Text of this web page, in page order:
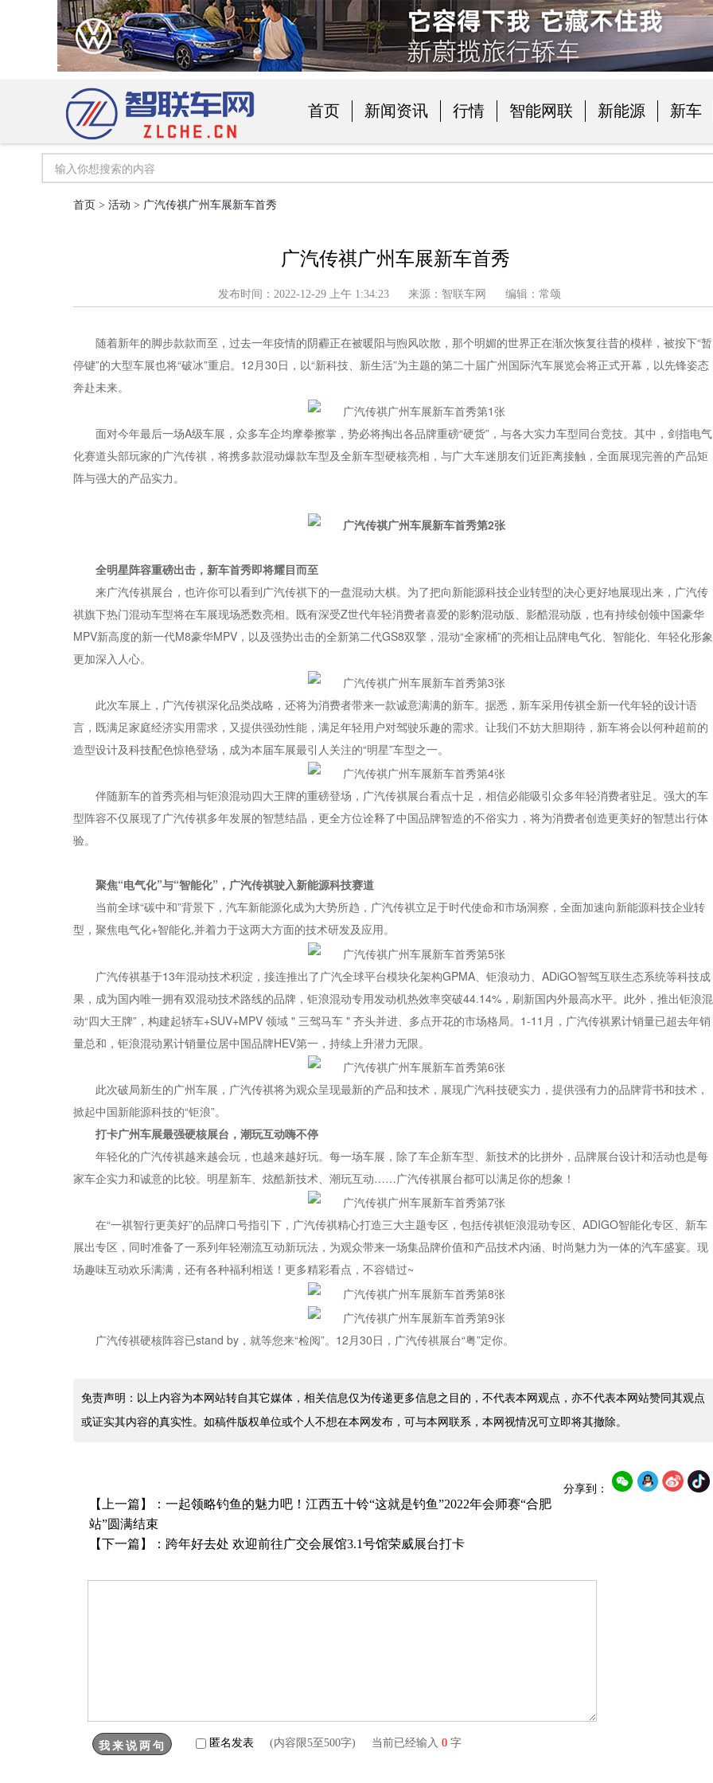
首页 新闻资讯 行情 智能网联 新能源 新车
首页 > 活动 > 广汽传祺广州车展新车首秀
广汽传祺广州车展新车首秀
发布时间：2022-12-29 上午 1:34:23 来源：智联车网 编辑：常颂
随着新年的脚步款款而至，过去一年疫情的阴霾正在被暖阳与煦风吹散，那个明媚的世界正在渐次恢复往昔的模样，被按下“暂
停键”的大型车展也将“破冰”重启。12月30日，以“新科技、新生活”为主题的第二十届广州国际汽车展览会将正式开幕，以先锋姿态
奔赴未来。
面对今年最后一场A级车展，众多车企均摩拳擦掌，势必将掏出各品牌重磅“硬货”，与各大实力车型同台竞技。其中，剑指电气
化赛道头部玩家的广汽传祺，将携多款混动爆款车型及全新车型硬核亮相，与广大车迷朋友们近距离接触，全面展现完善的产品矩
阵与强大的产品实力。
全明星阵容重磅出击，新车首秀即将耀目而至
来广汽传祺展台，也许你可以看到广汽传祺下的一盘混动大棋。为了把向新能源科技企业转型的决心更好地展现出来，广汽传
祺旗下热门混动车型将在车展现场悉数亮相。既有深受Z世代年轻消费者喜爱的影豹混动版、影酷混动版，也有持续创领中国豪华
MPV新高度的新一代M8豪华MPV，以及强势出击的全新第二代GS8双擎，混动“全家桶”的亮相让品牌电气化、智能化、年轻化形象
更加深入人心。
此次车展上，广汽传祺深化品类战略，还将为消费者带来一款诚意满满的新车。据悉，新车采用传祺全新一代年轻的设计语
言，既满足家庭经济实用需求，又提供强劲性能，满足年轻用户对驾驶乐趣的需求。让我们不妨大胆期待，新车将会以何种超前的
造型设计及科技配色惊艳登场，成为本届车展最引人关注的“明星”车型之一。
伴随新车的首秀亮相与钜浪混动四大王牌的重磅登场，广汽传祺展台看点十足，相信必能吸引众多年轻消费者驻足。强大的车
型阵容不仅展现了广汽传祺多年发展的智慧结晶，更全方位诠释了中国品牌智造的不俗实力，将为消费者创造更美好的智慧出行体
验。
聚焦“电气化”与“智能化”，广汽传祺驶入新能源科技赛道
当前全球“碳中和”背景下，汽车新能源化成为大势所趋，广汽传祺立足于时代使命和市场洞察，全面加速向新能源科技企业转
型，聚焦电气化+智能化,并着力于这两大方面的技术研发及应用。
广汽传祺基于13年混动技术积淀，接连推出了广汽全球平台模块化架构GPMA、钜浪动力、ADiGO智驾互联生态系统等科技成
果，成为国内唯一拥有双混动技术路线的品牌，钜浪混动专用发动机热效率突破44.14%，刷新国内外最高水平。此外，推出钜浪混
动“四大王牌”，构建起轿车+SUV+MPV 领域 " 三驾马车 " 齐头并进、多点开花的市场格局。1-11月，广汽传祺累计销量已超去年销
量总和，钜浪混动累计销量位居中国品牌HEV第一，持续上升潜力无限。
此次破局新生的广州车展，广汽传祺将为观众呈现最新的产品和技术，展现广汽科技硬实力，提供强有力的品牌背书和技术，
掀起中国新能源科技的“钜浪”。
打卡广州车展最强硬核展台，潮玩互动嗨不停
年轻化的广汽传祺越来越会玩，也越来越好玩。每一场车展，除了车企新车型、新技术的比拼外，品牌展台设计和活动也是每
家车企实力和诚意的比较。明星新车、炫酷新技术、潮玩互动……广汽传祺展台都可以满足你的想象！
在“一祺智行更美好”的品牌口号指引下，广汽传祺精心打造三大主题专区，包括传祺钜浪混动专区、ADIGO智能化专区、新车
展出专区，同时准备了一系列年轻潮流互动新玩法，为观众带来一场集品牌价值和产品技术内涵、时尚魅力为一体的汽车盛宴。现
场趣味互动欢乐满满，还有各种福利相送！更多精彩看点，不容错过~
广汽传祺硬核阵容已stand by，就等您来“检阅”。12月30日，广汽传祺展台“粤”定你。
免责声明：以上内容为本网站转自其它媒体，相关信息仅为传递更多信息之目的，不代表本网观点，亦不代表本网站赞同其观点
或证实其内容的真实性。如稿件版权单位或个人不想在本网发布，可与本网联系，本网视情况可立即将其撤除。
分享到：
【上一篇】： ​一起领略钓鱼的魅力吧！江西五十铃“这就是钓鱼”2022年会师赛“合肥
站”圆满结束
【下一篇】： 跨年好去处 欢迎前往广交会展馆3.1号馆荣威展台打卡
匿名发表 (内容限5至500字) 当前已经输入 0 字